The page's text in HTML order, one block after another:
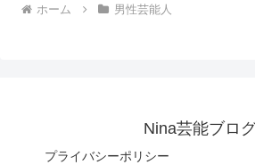
ホーム 男性芸能人
Nina芸能ブロ
プライバシーポリシー